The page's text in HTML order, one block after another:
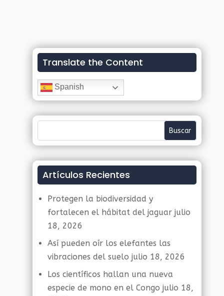
Translate the Content
Spanish
Artículos Recientes
Protegen la biodiversidad y
fortalecen el hábitat del jaguar julio
18, 2026
Así pueden oír los elefantes las
vibraciones del suelo julio 18, 2026
Los científicos hallan una nueva
especie de mono en el Congo julio 18,